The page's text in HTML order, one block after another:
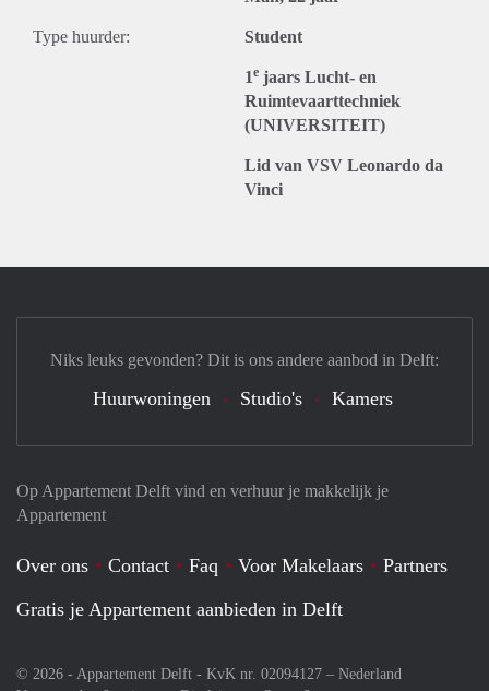
Type huurder: Student
1e jaars Lucht- en
Ruimtevaarttechniek
(UNIVERSITEIT)
Lid van VSV Leonardo da
Vinci
Op Appartement Delft vind en verhuur je makkelijk je
Appartement
Over ons Contact Faq Voor Makelaars
Partners
Gratis je Appartement aanbieden in Delft
© 2026 - Appartement Delft - KvK nr. 02094127 – Nederland
Niks leuks gevonden? Dit is ons andere aanbod in Delft:
Huurwoningen Studio's Kamers